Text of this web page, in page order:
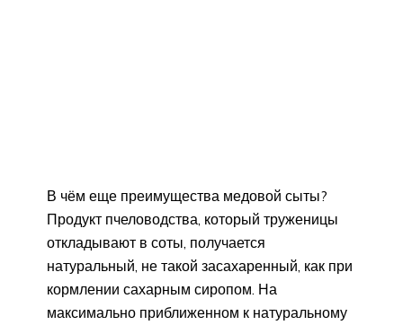
В чём еще преимущества медовой сыты?
Продукт пчеловодства, который труженицы
откладывают в соты, получается
натуральный, не такой засахаренный, как при
кормлении сахарным сиропом. На
максимально приближенном к натуральному